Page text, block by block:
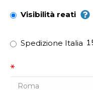
Visibilità reati
Spedizione Italia
*